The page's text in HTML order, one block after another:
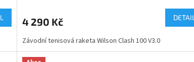
M
A
je
z
5
4 290 Kč DETAIL
Závodní tenisová raketa Wilson Clash 100 V3.0